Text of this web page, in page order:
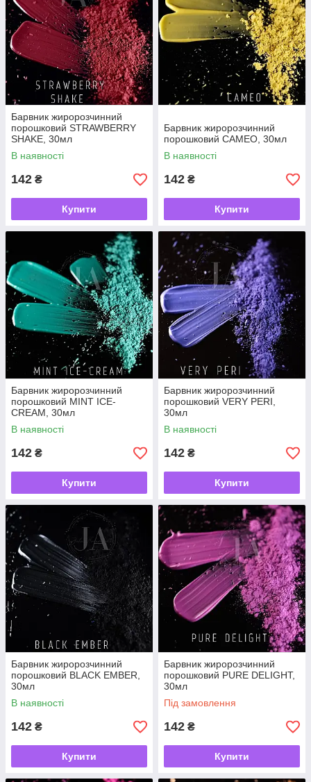
Барвник жиророзчинний
порошковий STRAWBERRY
SHAKE, 30мл
В наявності
142 ₴
Купити
Барвник жиророзчинний
порошковий CAMEO, 30мл
В наявності
142 ₴
Купити
Барвник жиророзчинний
порошковий MINT ICE-
CREAM, 30мл
В наявності
142 ₴
Купити
Барвник жиророзчинний
порошковий VERY PERI,
30мл
В наявності
142 ₴
Купити
Барвник жиророзчинний
порошковий BLACK EMBER,
30мл
В наявності
142 ₴
Купити
Барвник жиророзчинний
порошковий PURE DELIGHT,
30мл
Під замовлення
142 ₴
Купити